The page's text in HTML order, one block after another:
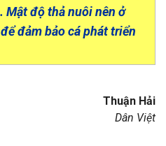
Mật độ thả nuôi nên ở
đảm bảo cá phát triển
Thuận Hải
Dân Việt